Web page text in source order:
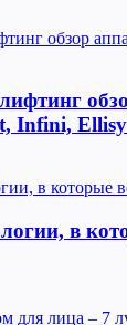
Infini,
в